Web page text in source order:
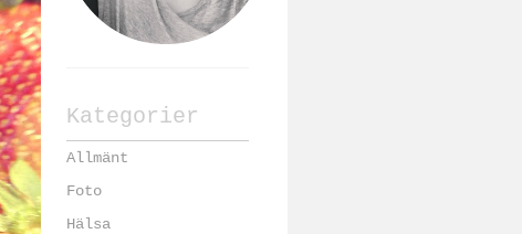
Kategorier
Allmänt
Foto
Hälsa